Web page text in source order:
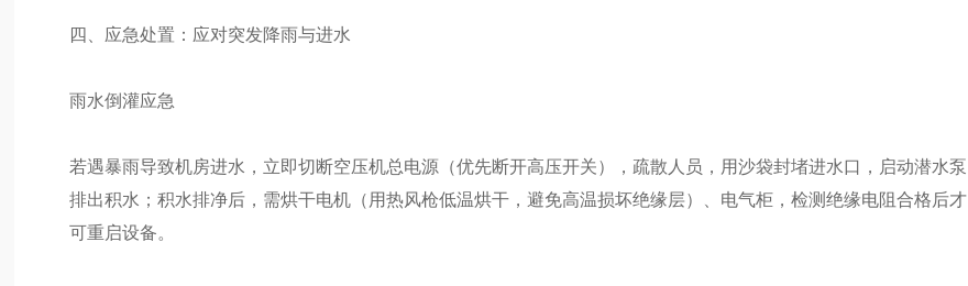
四、应急处置：应对突发降雨与进水
雨水倒灌应急
若遇暴雨导致机房进水，立即切断空压机总电源（优先断开高压开关），疏散人员，用沙袋封堵进水口，启动潜水泵
排出积水；积水排净后，需烘干电机（用热风枪低温烘干，避免高温损坏绝缘层）、电气柜，检测绝缘电阻合格后才
可重启设备。